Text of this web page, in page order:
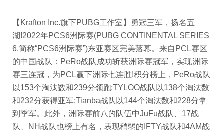
【Krafton Inc.旗下PUBG工作室】勇冠三军，扬名五
湖!2022年PCS6洲际赛(PUBG CONTINENTAL SERIES
6,简称“PCS6洲际赛”)东亚赛区完美落幕。来自PCL赛区
的中国战队：PeRo战队成功斩获洲际赛冠军，实现洲际
赛三连冠，为PCL赢下洲际七连胜!积分榜上，PeRo战队
以153个淘汰数和239分领跑;TYLOO战队以138个淘汰数
和232分获得亚军;Tianba战队以144个淘汰数和228分拿
到季军。此外，洲际赛前八的队伍中JuFu战队、17战
队、NH战队也榜上有名，表现稍弱的IFTY战队和4AM战